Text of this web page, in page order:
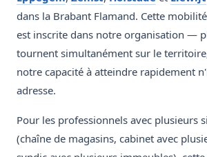
dans la Brabant Flamand. Cette
est inscrite dans notre organisation —
tournent simultanément sur le
notre capacité à atteindre rapidement
adresse.
Pour les professionnels avec plusieurs
(chaîne de magasins, cabinet avec